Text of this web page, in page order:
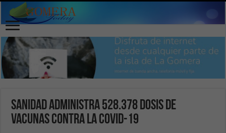
Sanidad administra 528.378 dosis de
vacunas contra la COVID-19